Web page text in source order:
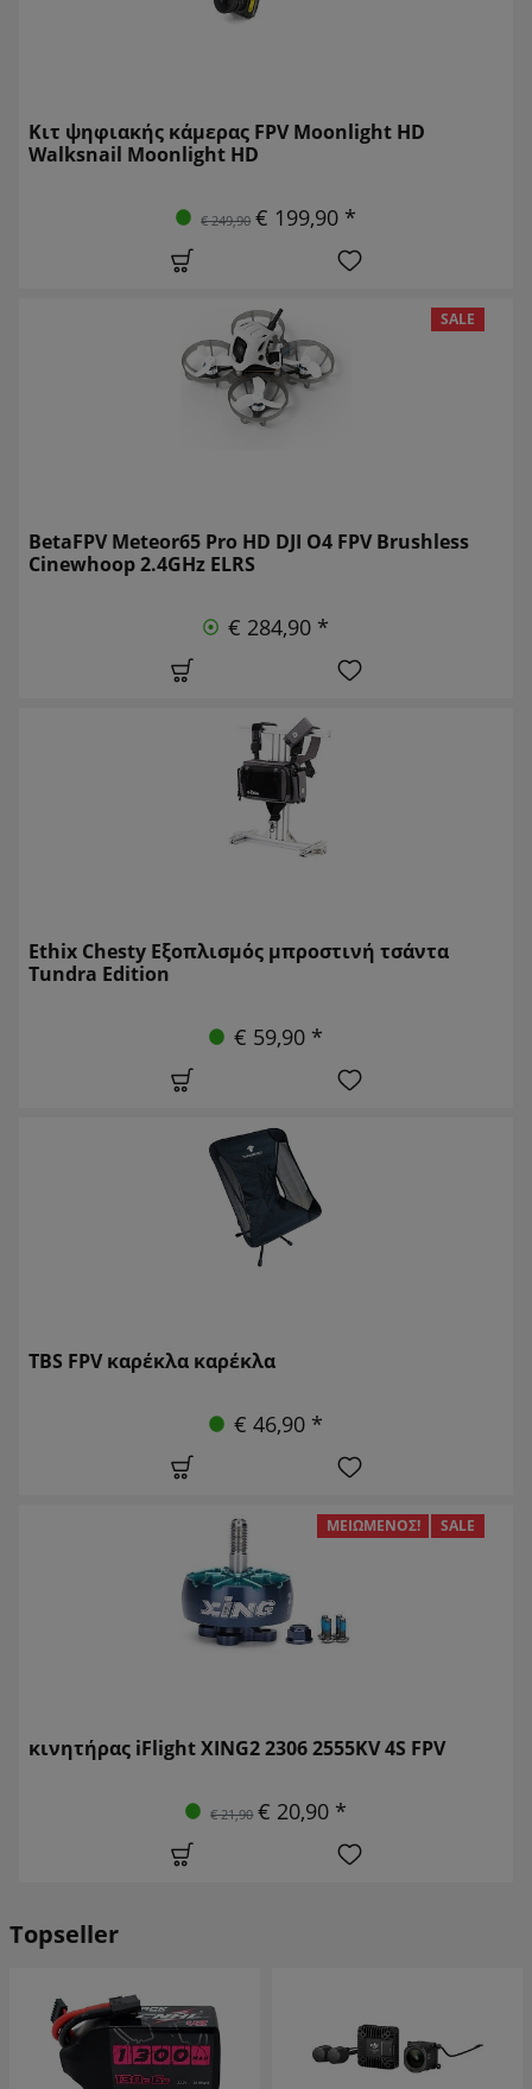
Κιτ ψηφιακής κάμερας FPV Moonlight HD
Walksnail Moonlight HD
€ 249,90 € 199,90 *
SALE
BetaFPV Meteor65 Pro HD DJI O4 FPV Brushless
Cinewhoop 2.4GHz ELRS
€ 284,90 *
Ethix Chesty Εξοπλισμός μπροστινή τσάντα
Tundra Edition
€ 59,90 *
TBS FPV καρέκλα καρέκλα
€ 46,90 *
ΜΕΙΩΜΈΝΟΣ! SALE
κινητήρας iFlight XING2 2306 2555KV 4S FPV
€ 21,90 € 20,90 *
Topseller